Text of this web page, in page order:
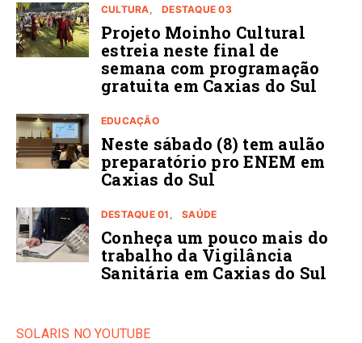
CULTURA DESTAQUE 03
Projeto Moinho Cultural
estreia neste final de
semana com programação
gratuita em Caxias do Sul
EDUCAÇÃO
Neste sábado (8) tem aulão
preparatório pro ENEM em
Caxias do Sul
DESTAQUE 01 SAÚDE
Conheça um pouco mais do
trabalho da Vigilância
Sanitária em Caxias do Sul
SOLARIS NO YOUTUBE